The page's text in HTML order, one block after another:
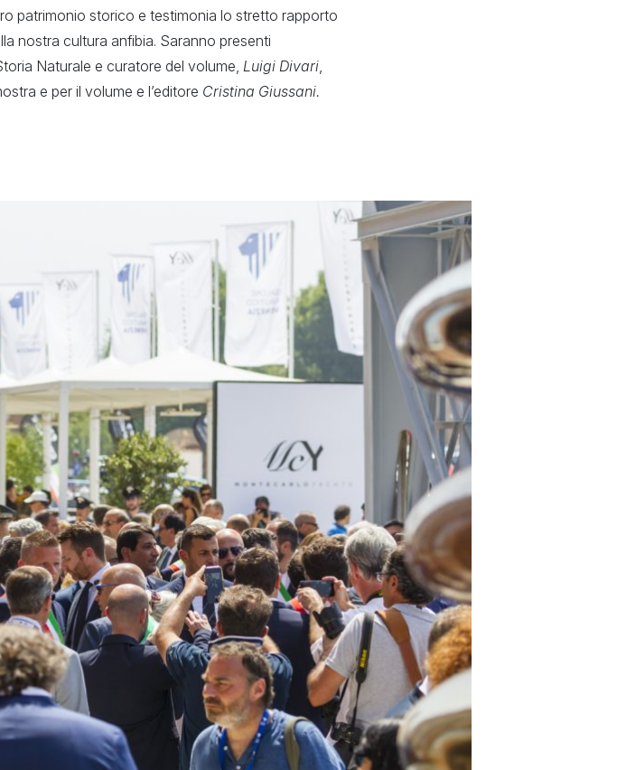
patrimonio storico e testimonia lo stretto rapporto
nostra cultura anfibia. Saranno presenti
Naturale e curatore del volume, Luigi Divari
e per il volume e l’editore Cristina Giussani.